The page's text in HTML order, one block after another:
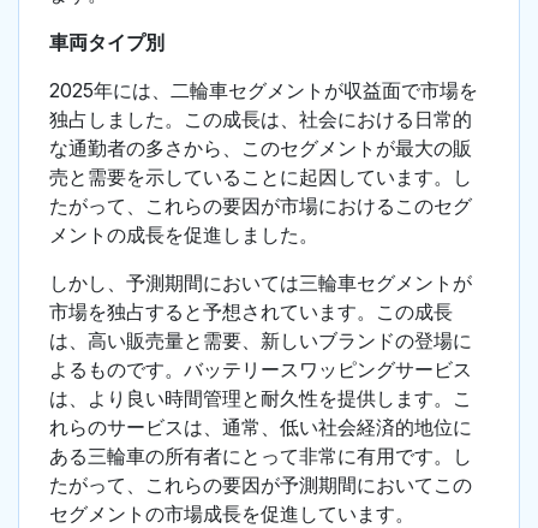
車両タイプ別
2025年には、二輪車セグメントが収益面で市場を
独占しました。この成長は、社会における日常的
な通勤者の多さから、このセグメントが最大の販
売と需要を示していることに起因しています。し
たがって、これらの要因が市場におけるこのセグ
メントの成長を促進しました。
しかし、予測期間においては三輪車セグメントが
市場を独占すると予想されています。この成長
は、高い販売量と需要、新しいブランドの登場に
よるものです。バッテリースワッピングサービス
は、より良い時間管理と耐久性を提供します。こ
れらのサービスは、通常、低い社会経済的地位に
ある三輪車の所有者にとって非常に有用です。し
たがって、これらの要因が予測期間においてこの
セグメントの市場成長を促進しています。